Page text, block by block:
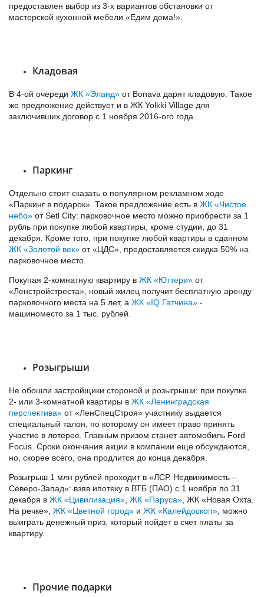
предоставлен выбор из 3-х вариантов обстановки от
мастерской кухонной мебели «Едим дома!».
Кладовая
В 4-ой очереди ЖК «Эланд» от Bonava дарят кладовую. Такое
же предложение действует и в ЖК Yolkki Village для
заключивших договор с 1 ноября 2016-ого года.
Паркинг
Отдельно стоит сказать о популярном рекламном ходе
«Паркинг в подарок». Такое предложение есть в ЖК «Чистое
небо» от Setl City: парковочное место можно приобрести за 1
рубль при покупке любой квартиры, кроме студии, до 31
декабря. Кроме того, при покупке любой квартиры в сданном
ЖК «Золотой век» от «ЦДС», предоставляется скидка 50% на
парковочное место.
Покупая 2-комнатную квартиру в ЖК «Юттери» от
«Ленстройстреста», новый жилец получит бесплатную аренду
парковочного места на 5 лет, а ЖК «IQ Гатчина» -
машиноместо за 1 тыс. рублей.
Розыгрыши
Не обошли застройщики стороной и розыгрыши: при покупке
2- или 3-комнатной квартиры в ЖК «Ленинградская
перспектива» от «ЛенСпецСтроя» участнику выдается
специальный талон, по которому он имеет право принять
участие в лотерее. Главным призом станет автомобиль Ford
Focus. Сроки окончания акции в компании еще обсуждаются,
но, скорее всего, она продлится до конца декабря.
Розыгрыш 1 млн рублей проходит в «ЛСР. Недвижимость –
Северо-Запад»: взяв ипотеку в ВТБ (ПАО) с 1 ноября по 31
декабря в ЖК «Цивилизация» ЖК «Паруса» ЖК «Новая Охта.
На речке» ЖК «Цветной город» и ЖК «Калейдоскоп» , можно
выиграть денежный приз, который пойдет в счет платы за
квартиру.
Прочие подарки